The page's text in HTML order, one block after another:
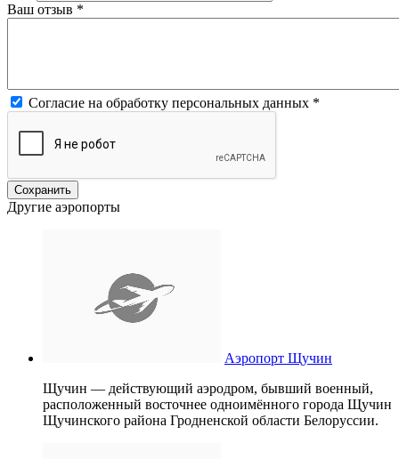
Ваш отзыв *
Согласие на обработку персональных данных *
Другие аэропорты
Аэропорт Щучин
Щучин — действующий аэродром, бывший военный,
расположенный восточнее одноимённого города Щучин
Щучинского района Гродненской области Белоруссии.